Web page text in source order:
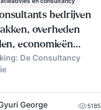
bedrijven
overheden
economieën
De Consultancy
George
5185